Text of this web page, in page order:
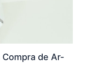
Compra de Ar-